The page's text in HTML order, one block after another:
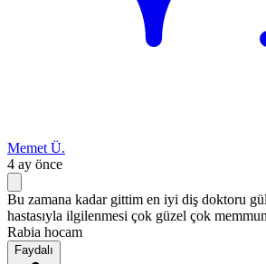
Memet Ü.
4 ay önce
Bu zamana kadar gittim en iyi diş doktoru
hastasıyla ilgilenmesi çok güzel çok
Rabia hocam
Faydalı